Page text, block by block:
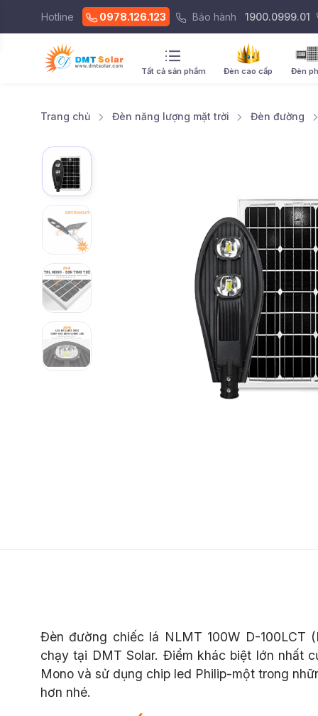
Hotline 0978.126.123 Bảo hành 1900.0999.01
Tất cả sản phẩm Đèn cao cấp Đèn
Trang chủ Đèn năng lượng mặt trời Đèn đường
Đèn đường chiếc lá NLMT 100W D-100LCT
chạy tại DMT Solar. Điểm khác biệt lớn nhất
Mono và sử dụng chip led Philip-một trong
hơn nhé.